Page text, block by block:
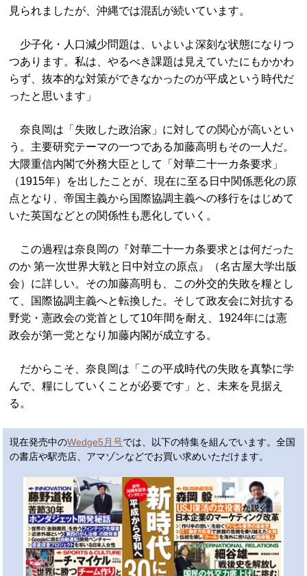
見られましたが、沖縄では混乱が続いています。
少子化・人口減少問題は、いよいよ深刻な状態になりつ
つあります。私は、やるべき課題は見えていたにもかかわ
らず、抜本的な対策ができなかったのが平成という時代だ
ったと思います」
奈良岡は「失敗した政治家」に対しての関心が高いとい
う。主要研究テーマの一つである加藤高明もその一人だ。
大隈重信内閣で外務大臣として「対華二十一カ条要求」
（1915年）を出したことが、現在に至る日中関係悪化の原
点となり、帝国主義から国際協調主義への移行をはじめて
いた英国などとの関係性も悪化していく。
この過程は奈良岡の『対華二十一カ条要求とは何だった
のか 第一次世界大戦と日中対立の原点』（名古屋大学出版
会）に詳しい。その加藤高明も、この外交的失敗を糧とし
て、国際協調主義へと転換した。そして政友会に対抗する
野党・憲政会の党首として10年間を耐え、1924年には憲
政会が第一党となり加藤内閣が成立する。
だからこそ、奈良岡は「この平成時代の失敗を真摯に学
んで、糧にしていくことが必要です」と、未来を見据え
る。
現在発売中のWedge5月号では、以下の特集を組んでいます。全国
の書店や駅売店、アマゾンなどでお買い求めいただけます。